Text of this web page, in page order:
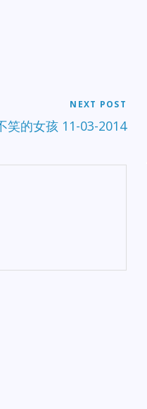
NEXT POST
笑的女孩 11-03-2014